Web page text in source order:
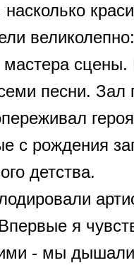
сцены.
песни. Зал
с рождения
детства.
я
- мы дышали